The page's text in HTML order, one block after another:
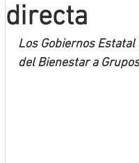
directa
Los Gobiernos
del Bienestar a